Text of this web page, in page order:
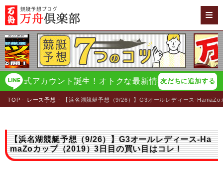
アカウント誕生！オトクな最新情報をイチ早く配信！
友だちに追加する
TOP レース予想 【浜名湖競艇予想（9/26）】G3オールレディース-
【浜名湖競艇予想（9/26）】G3オールレディース-Ha
maZoカップ（2019）3日目の買い目はコレ！